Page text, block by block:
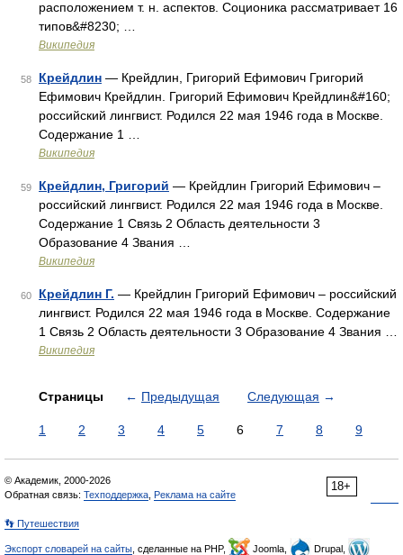
расположением т. н. аспектов. Соционика рассматривает 16
типов&#8230; …
Википедия
58 Крейдлин — Крейдлин, Григорий Ефимович Григорий
Ефимович Крейдлин. Григорий Ефимович Крейдлин&#160;
российский лингвист. Родился 22 мая 1946 года в Москве.
Содержание 1 …
Википедия
59 Крейдлин, Григорий — Крейдлин Григорий Ефимович –
российский лингвист. Родился 22 мая 1946 года в Москве.
Содержание 1 Связь 2 Область деятельности 3
Образование 4 Звания …
Википедия
60 Крейдлин Г. — Крейдлин Григорий Ефимович – российский
лингвист. Родился 22 мая 1946 года в Москве. Содержание
1 Связь 2 Область деятельности 3 Образование 4 Звания …
Википедия
Страницы ← Предыдущая Следующая →
1 2 3 4 5 6 7 8 9
18+
© Академик, 2000-2026
Обратная связь: Техподдержка Реклама на сайте
👣 Путешествия
Экспорт словарей на сайты , сделанные на PHP, Joomla,
Drupal,